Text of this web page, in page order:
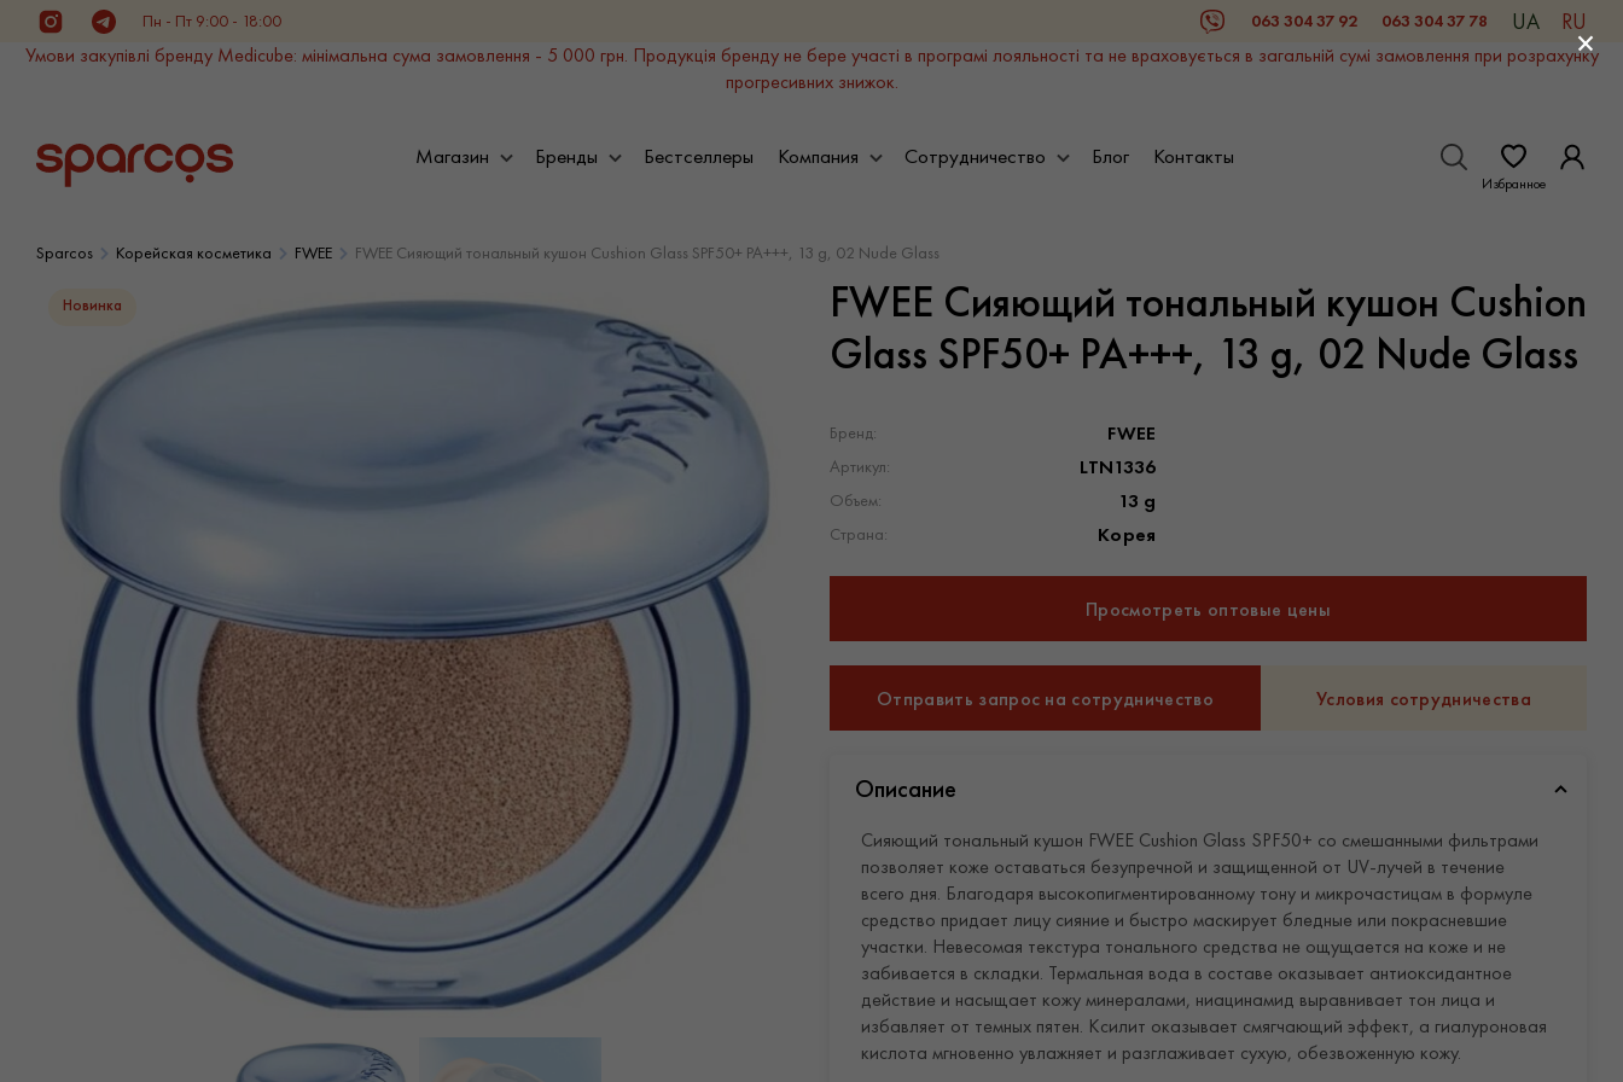
InstagramTelegramПн - Пт 9:00 - 18:00 Viber 063 304 37 92 063 304 37 78 UA RU
Умови закупівлі бренду Medicube: мінімальна сума замовлення - 5 000 грн. Продукція бренду не бере участі в програмі лояльності та не враховується в загальній сумі замовлення при розрахунку
прогресивних знижок.
Магазин Бренды Бестселлеры Компания Сотрудничество Блог Контакты
Избранное
Sparcos Корейская косметика FWEE FWEE Сияющий тональный кушон Cushion Glass SPF50+ PA+++, 13 g, 02 Nude Glass
Новинка
FWEE Сияющий тональный кушон Cushion
Glass SPF50+ PA+++, 13 g, 02 Nude Glass
Бренд: FWEE
Артикул: LTN1336
Объем: 13 g
Страна: Корея
Просмотреть оптовые цены
Отправить запрос на сотрудничество Условия сотрудничества
Описание
Сияющий тональный кушон FWEE Cushion Glass SPF50+ со смешанными фильтрами
позволяет коже оставаться безупречной и защищенной от UV-лучей в течение
всего дня. Благодаря высокопигментированному тону и микрочастицам в формуле
средство придает лицу сияние и быстро маскирует бледные или покрасневшие
участки. Невесомая текстура тонального средства не ощущается на коже и не
забивается в складки. Термальная вода в составе оказывает антиоксидантное
действие и насыщает кожу минералами, ниацинамид выравнивает тон лица и
избавляет от темных пятен. Ксилит оказывает смягчающий эффект, а гиалуроновая
кислота мгновенно увлажняет и разглаживает сухую, обезвоженную кожу.
×